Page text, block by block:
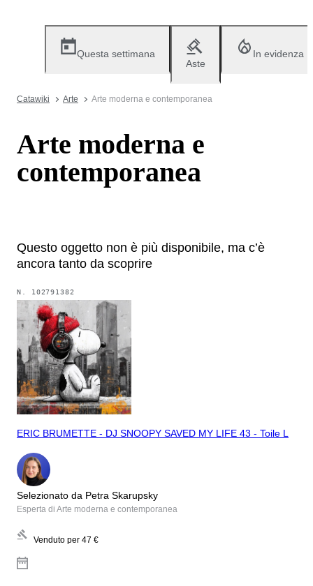
Questa settimana
Aste
In evidenza
Catawiki Arte Arte moderna e contemporanea
Arte moderna e
contemporanea
Questo oggetto non è più disponibile, ma c’è
ancora tanto da scoprire
N. 102791382
ERIC BRUMETTE - DJ SNOOPY SAVED MY LIFE 43 - Toile L
Selezionato da Petra Skarupsky
Esperta di Arte moderna e contemporanea
Venduto per 47 €